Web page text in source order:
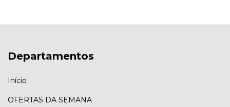
Departamentos
Início
OFERTAS DA SEMANA